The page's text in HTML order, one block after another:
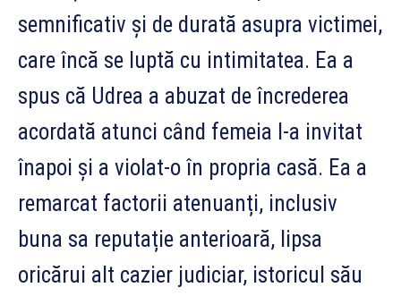
semnificativ și de durată asupra victimei,
care încă se luptă cu intimitatea. Ea a
spus că Udrea a abuzat de încrederea
acordată atunci când femeia l-a invitat
înapoi și a violat-o în propria casă. Ea a
remarcat factorii atenuanți, inclusiv
buna sa reputație anterioară, lipsa
oricărui alt cazier judiciar, istoricul său